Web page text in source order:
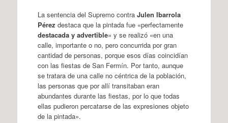
La sentencia del Supremo contra Julen Ibarrola
Pérez destaca que la pintada fue «perfectamente
destacada y advertible» y se realizó «en una
calle, importante o no, pero concurrida por gran
cantidad de personas, porque esos días coincidían
con las fiestas de San Fermín. Por tanto, aunque
se tratara de una calle no céntrica de la población,
las personas que por allí transitaban eran
abundantes durante las fiestas, por lo que todas
ellas pudieron percatarse de las expresiones objeto
de la pintada».